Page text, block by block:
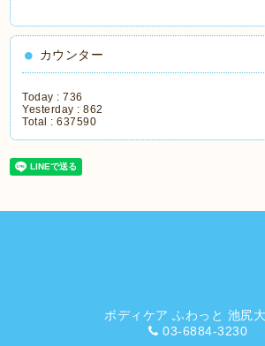
カウンター
Today :736
Yesterday :862
Total :637590
ボディケア ふわっと 池尻
03-6884-3230